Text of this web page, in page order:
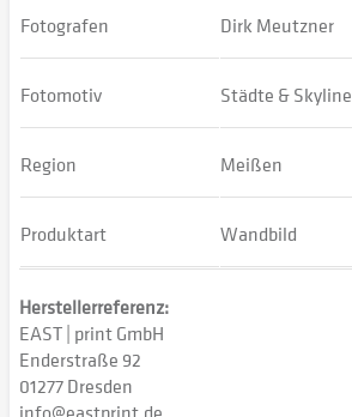
Fotografen Dirk Meutzner
Fotomotiv Städte &
Region Meißen
Produktart Wandbild
Herstellerreferenz:
EAST | print GmbH
Enderstraße 92
01277 Dresden